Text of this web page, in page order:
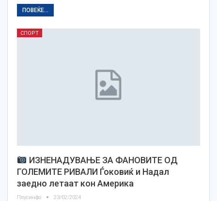
ПОВЕЌЕ...
СПОРТ
ИЗНЕНАДУВАЊЕ ЗА ФАНОВИТЕ ОД
ГОЛЕМИТЕ РИВАЛИ Ѓоковиќ и Надал
заедно летаат кон Америка
Плусинфо 23/02/2024